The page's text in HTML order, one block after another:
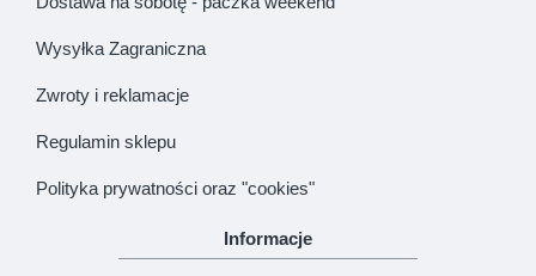
Wysyłka Zagraniczna
Zwroty i reklamacje
Regulamin sklepu
Polityka prywatności oraz "cookies"
Informacje